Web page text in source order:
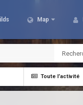
Map
Toute l’activité